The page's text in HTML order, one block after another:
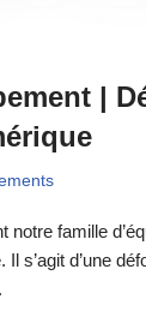
|
notre famille
s’agit d’une